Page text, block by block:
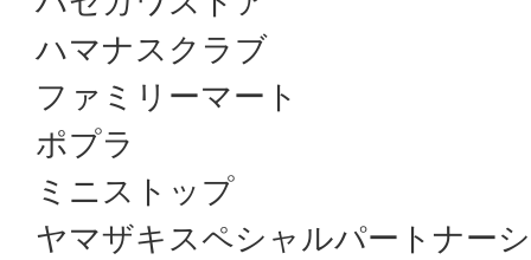
ハマナスクラブ
ファミリーマート
ポプラ
ミニストップ
ヤマザキスペシャルパートナー